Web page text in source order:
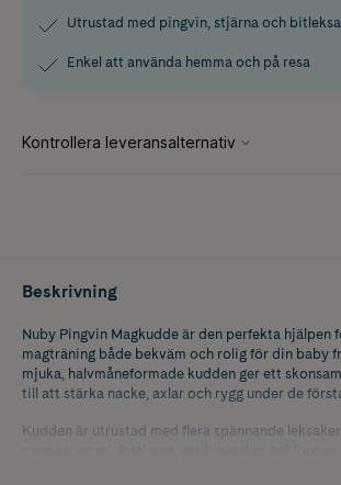
Utrustad med pingvin, stjärna och
Enkel att använda hemma och på resa
Beskrivning
Nuby Pingvin Magkudde är den perfekta hjälpen
magträning både bekväm och rolig för din baby
mjuka, halvmåneformade kudden ger ett
till att stärka nacke, axlar och rygg under de
Kudden är utrustad med flera spännande